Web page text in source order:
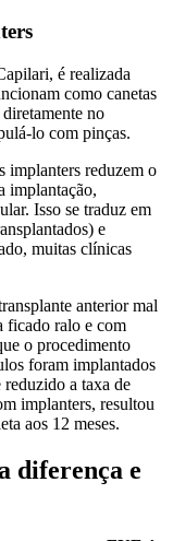
é realizada
como canetas
no
lo com pinças.
implanters reduzem o
implantação,
Isso se traduz em
e
muitas clínicas
anterior mal
ficado ralo e com
o procedimento
foram implantados
reduzido a taxa de
implanters, resultou
aos 12 meses.
diferença e